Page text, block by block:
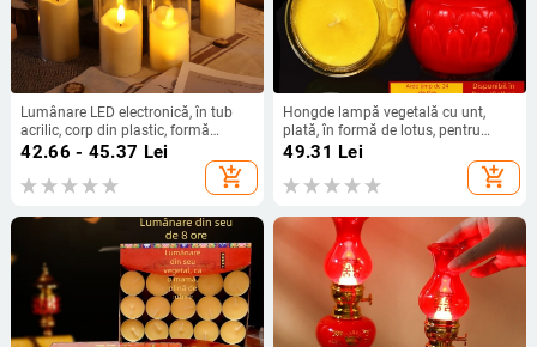
Lumânare LED electronică, în tub
acrilic, corp din plastic, formă
cilindrică, alimentare cu baterie
42.66 - 45.37 Lei
add_shopping_cart
Hongde lampă vegetală cu unt,
plată, în formă de lotus, pentru
Buddha
49.31 Lei
add_shopping_cart